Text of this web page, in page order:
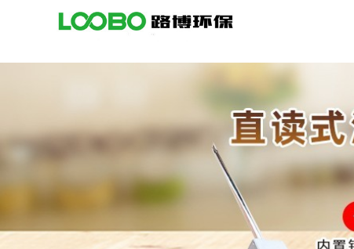
首